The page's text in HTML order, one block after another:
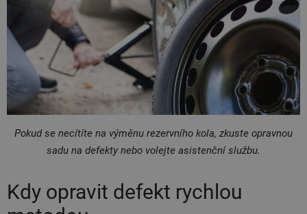
Pokud se necítíte na výměnu rezervního kola, zkuste opravnou
sadu na defekty nebo volejte asistenční službu.
Kdy opravit defekt rychlou